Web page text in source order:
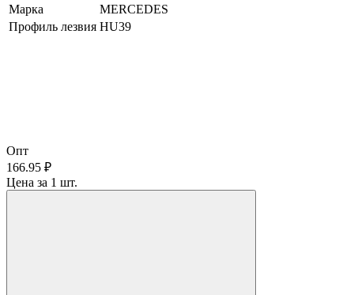
Марка
MERCEDES
Профиль лезвия HU39
Опт
166.95 ₽
Цена за 1 шт.